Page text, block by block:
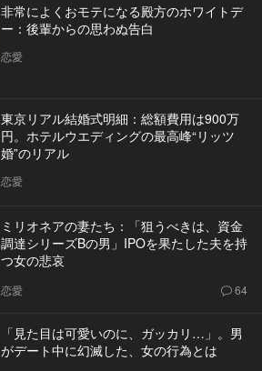
非常によくおモテになる殿方のホワイトデ
ー：後輩からの思わぬ告白
恋愛
東京リアル結婚式明細：総額費用は900万
円。ホテルウエディングの最高峰“リッツ
婚”のリアル
恋愛
ミリオネアの妻たち：「狙うべきは、資金
調達シリーズBの男」IPOを果たした夫を持
つ女の悲哀
恋愛 64
「見た目は可愛いのに、ガッカリ…」。男
がデート中に幻滅した、女の行為とは